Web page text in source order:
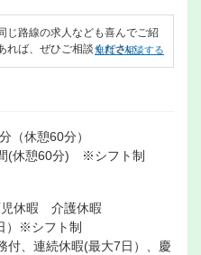
じ路線の求人なども喜んでご紹
れば、ぜひご相談ください。
無料で相談する
（休憩60分）
(休憩60分) ※シフト制
休暇 介護休暇
）※シフト制
付、連続休暇(最大7日）、慶